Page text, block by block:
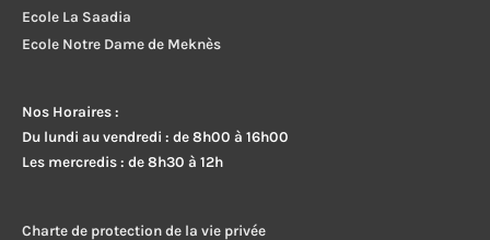
Ecole La Saadia
Ecole Notre Dame de Meknès
Nos Horaires :
Du lundi au vendredi : de 8h00 à 16h00
Les mercredis : de 8h30 à 12h
Charte de protection de la vie privée